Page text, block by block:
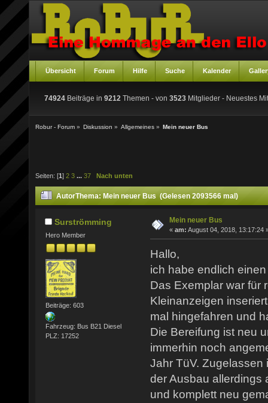
Übersicht Forum Hilfe Suche Kalender
74924 Beiträge in 9212 Themen - von 3523 Mitglieder - Neuestes
Robur - Forum » Diskussion » Allgemeines » Mein neuer Bus
Seiten: [1 ] 2 3 ... 37 Nach unten
AutorThema: Mein neuer Bus (Gelesen 2093566 mal)
Surströmming
Hero Member
Beiträge: 603
Fahrzeug: Bus B21 Diesel
PLZ: 17252
Mein neuer Bus
« am: August 04, 2018, 13:17:24
Hallo,
ich habe endlich
Das Exemplar war für
Kleinanzeigen
mal hingefahren und
Die Bereifung ist neu
immerhin noch
Jahr TüV. Zugelassen
der Ausbau allerdings
und komplett neu